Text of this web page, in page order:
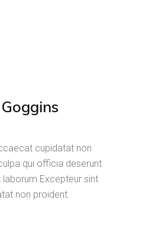
cupidatat non
qui officia deserunt
sint
non proident.